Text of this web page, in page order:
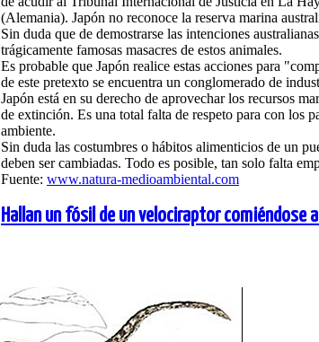
(Alemania). Japón no reconoce la reserva marina
Sin duda que de demostrarse las intenciones
trágicamente famosas masacres de estos animales.
Es probable que Japón realice estas acciones para
de este pretexto se encuentra un conglomerado de
Japón está en su derecho de aprovechar los recursos
de extinción. Es una total falta de respeto para con los
ambiente.
Sin duda las costumbres o hábitos alimenticios de un
deben ser cambiadas. Todo es posible, tan solo falta
Fuente: www.natura-medioambiental.com
Hallan un fósil de un velociraptor comiéndose